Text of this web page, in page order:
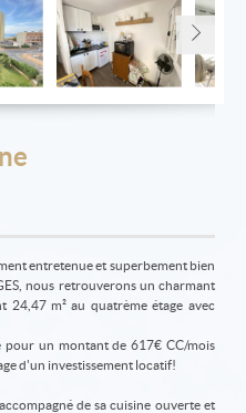
entretenue et superbement bien
nous retrouverons un charmant
24,47 m² au quatrème étage avec
pour un montant de 617€ CC/mois
d'un investissement locatif!
de sa cuisine ouverte et